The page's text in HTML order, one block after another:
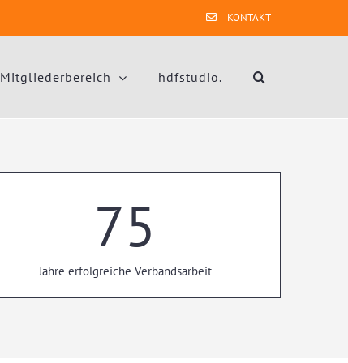
KONTAKT
Mitgliederbereich hdfstudio.
75
Jahre erfolgreiche Verbandsarbeit